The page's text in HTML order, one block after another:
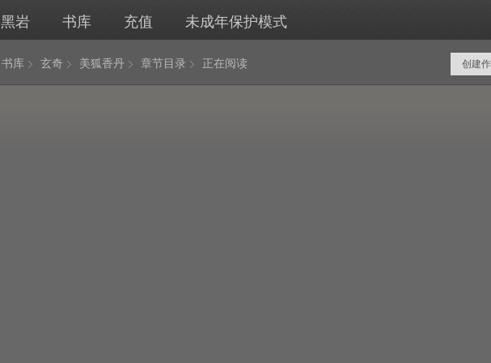
黑岩 书库 充值 未成年保护模式
书库 玄奇 美狐香丹 章节目录 正在阅读 创建